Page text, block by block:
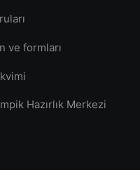
ve formları
Hazırlık Merkezi